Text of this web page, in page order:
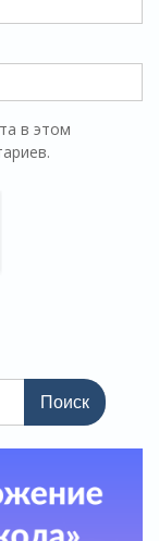
в этом